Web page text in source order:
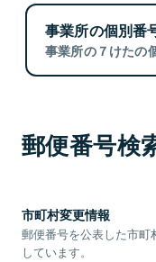
事業所の個別番
事業所の７けたの
郵便番号検
市町村変更情報
郵便番号を公表した市
しています。